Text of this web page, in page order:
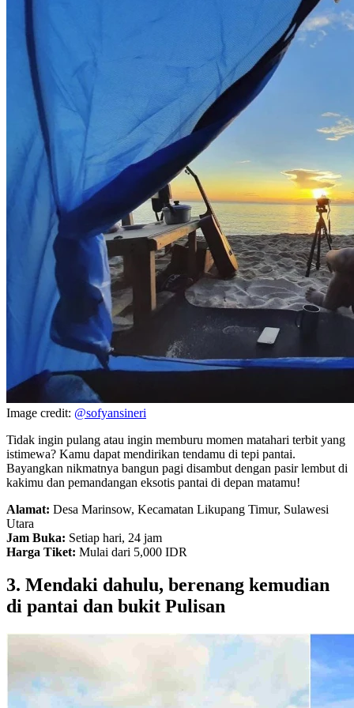
Image credit: @sofyansineri
Tidak ingin pulang atau ingin memburu momen matahari terbit yang
istimewa? Kamu dapat mendirikan tendamu di tepi pantai.
Bayangkan nikmatnya bangun pagi disambut dengan pasir lembut di
kakimu dan pemandangan eksotis pantai di depan matamu!
Alamat: Desa Marinsow, Kecamatan Likupang Timur, Sulawesi
Utara
Jam Buka: Setiap hari, 24 jam
Harga Tiket: Mulai dari 5,000 IDR
3. Mendaki dahulu, berenang kemudian
di pantai dan bukit Pulisan